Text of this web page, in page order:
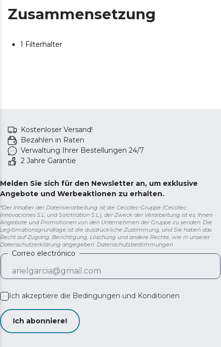
Zusammensetzung
1 Filterhalter
Kostenloser Versand!
Bezahlen in Raten
Verwaltung Ihrer Bestellungen 24/7
2 Jahre Garantie
Melden Sie sich für den Newsletter an, um exklusive
Angebote und Werbeaktionen zu erhalten.
*Der Inhaber der Datenverarbeitung ist die Cecotec-Gruppe (Cecotec
Innovaciones S.L. und Solotriatlon S.L.), der Zweck der Verarbeitung ist es, Ihnen
Angebote und Promotionen von den Unternehmen der Gruppe zu senden. Die
Legitimationsgrundlage ist die ausdrückliche Zustimmung, und Sie haben das
Recht auf Zugang, Berichtigung, Löschung und andere Rechte, wie in unserer
Datenschutzerklärung angegeben. Datenschutzbestimmungen
Correo electrónico
Ich akzeptiere die Bedingungen und Konditionen
Ich abonniere!